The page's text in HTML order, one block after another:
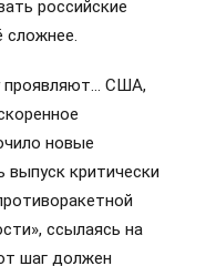
российские
сложнее.
проявляют… США,
новые
выпуск критически
ссылаясь на
шаг должен